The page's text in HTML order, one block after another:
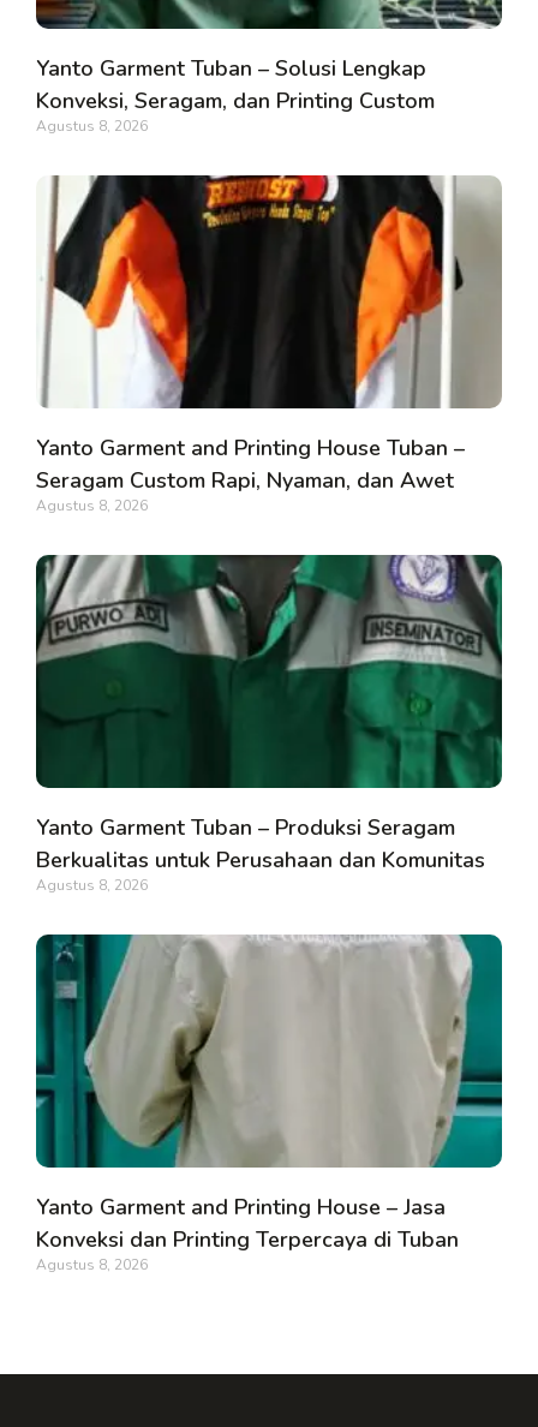
Yanto Garment Tuban – Solusi Lengkap
Konveksi, Seragam, dan Printing Custom
Agustus 8, 2026
Yanto Garment and Printing House Tuban –
Seragam Custom Rapi, Nyaman, dan Awet
Agustus 8, 2026
Yanto Garment Tuban – Produksi Seragam
Berkualitas untuk Perusahaan dan Komunitas
Agustus 8, 2026
Yanto Garment and Printing House – Jasa
Konveksi dan Printing Terpercaya di Tuban
Agustus 8, 2026